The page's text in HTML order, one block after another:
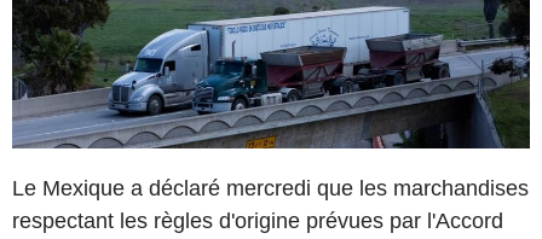
Le Mexique a déclaré mercredi que les marchandises
respectant les règles d'origine prévues par l'Accord